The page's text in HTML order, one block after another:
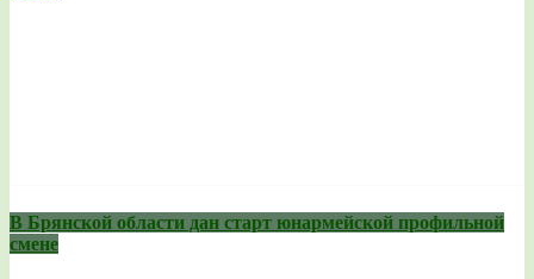
В Брянской области дан старт юнармейской профильной
смене